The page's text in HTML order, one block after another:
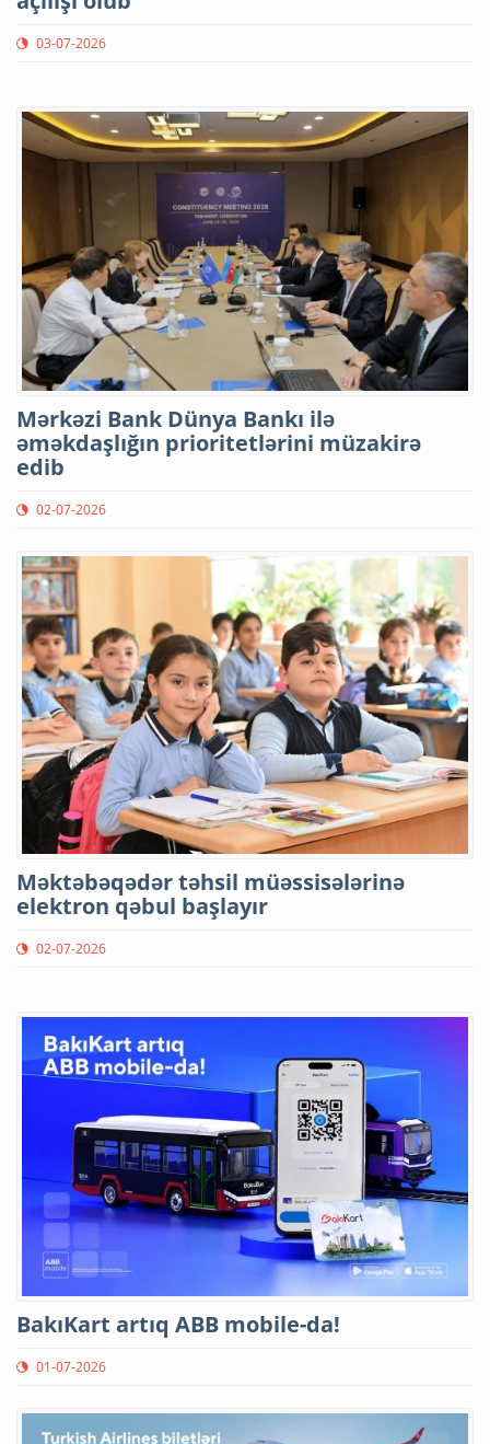
03-07-2026
Mərkəzi Bank Dünya Bankı ilə
əməkdaşlığın prioritetlərini müzakirə
edib
02-07-2026
Məktəbəqədər təhsil müəssisələrinə
elektron qəbul başlayır
02-07-2026
BakıKart artıq ABB mobile-da!
01-07-2026